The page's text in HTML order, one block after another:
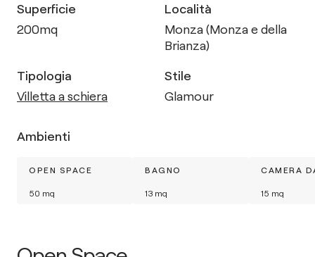
Superficie
200mq
Località
Monza (Monza e della
Brianza)
Tipologia
Villetta a schiera
Stile
Glamour
Ambienti
OPEN SPACE
50 mq
BAGNO
13 mq
CAMERA
15 mq